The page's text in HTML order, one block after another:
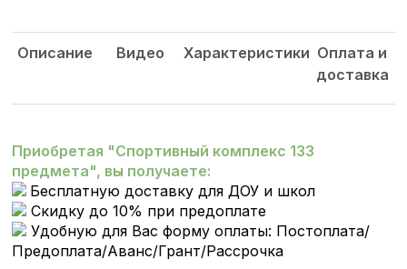
Описание Видео Характеристики Оплата и
доставка
Приобретая "Спортивный комплекс 133
предмета", вы получаете:
Бесплатную доставку для ДОУ и школ
Скидку до 10% при предоплате
Удобную для Вас форму оплаты: Постоплата/
Предоплата/Аванс/Грант/Рассрочка